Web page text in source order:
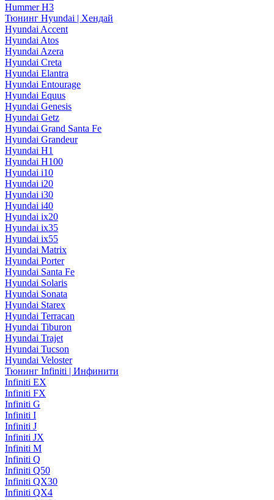
Hummer H3
Тюнинг Hyundai | Хендай
Hyundai Accent
Hyundai Atos
Hyundai Azera
Hyundai Creta
Hyundai Elantra
Hyundai Entourage
Hyundai Equus
Hyundai Genesis
Hyundai Getz
Hyundai Grand Santa Fe
Hyundai Grandeur
Hyundai H1
Hyundai H100
Hyundai i10
Hyundai i20
Hyundai i30
Hyundai i40
Hyundai ix20
Hyundai ix35
Hyundai ix55
Hyundai Matrix
Hyundai Porter
Hyundai Santa Fe
Hyundai Solaris
Hyundai Sonata
Hyundai Starex
Hyundai Terracan
Hyundai Tiburon
Hyundai Trajet
Hyundai Tucson
Hyundai Veloster
Тюнинг Infiniti | Инфинити
Infiniti EX
Infiniti FX
Infiniti G
Infiniti I
Infiniti J
Infiniti JX
Infiniti M
Infiniti Q
Infiniti Q50
Infiniti QX30
Infiniti QX4